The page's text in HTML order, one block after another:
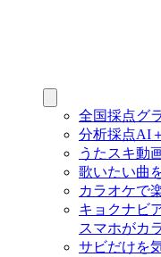
全国採点グ
分析採点AI
うたスキ動
歌いたい曲
カラオケで
キョクナビ
スマホがカ
サビだけを